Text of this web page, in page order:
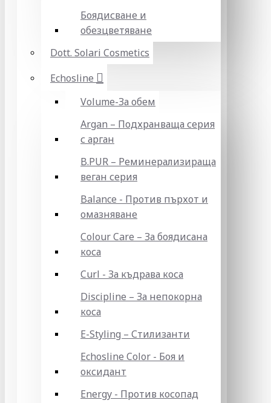
Боядисване и
обезцветяване
Dott. Solari Cosmetics
Echosline
Volume-За обем
Argan – Подхранваща серия
с арган
B.PUR – Реминерализираща
веган серия
Balance - Против пърхот и
омазняване
Colour Care – За боядисана
коса
Curl - За къдрава коса
Discipline – За непокорна
коса
E-Styling – Стилизанти
Echosline Color - Боя и
оксидант
Energy - Против косопад